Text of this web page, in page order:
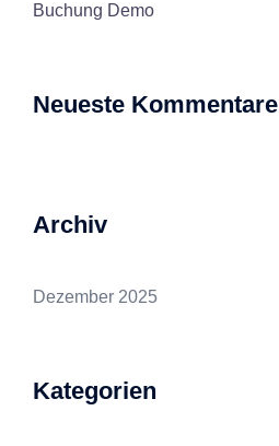
Buchung Demo
Neueste Kommentare
Archiv
Dezember 2025
Kategorien